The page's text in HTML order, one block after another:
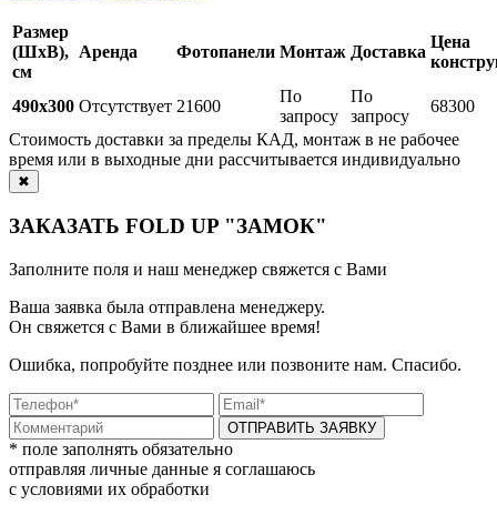
Размер
(ШхВ),
см
Аренда Фотопанели Монтаж Доставка
Цена
490x300 Отсутствует 21600
По
запросу
По
запросу
68300
Стоимость доставки за пределы КАД, монтаж в не рабочее
время или в выходные дни рассчитывается индивидуально
✖
ЗАКАЗАТЬ FOLD UP "ЗАМОК"
Заполните поля и наш менеджер свяжется с Вами
Ваша заявка была отправлена менеджеру.
Он свяжется с Вами в ближайшее время!
Ошибка, попробуйте позднее или позвоните нам. Спасибо.
ОТПРАВИТЬ ЗАЯВКУ
* поле заполнять обязательно
отправляя личные данные я соглашаюсь
с условиями их обработки